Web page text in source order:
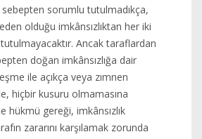
sorumlu tutulmadıkça,
olduğu imkânsızlıktan her iki
Ancak taraflardan
doğan imkânsızlığa dair
ile açıkça veya zımnen
hiçbir kusuru olmamasına
hükmü gereği, imkânsızlık
zararını karşılamak zorunda